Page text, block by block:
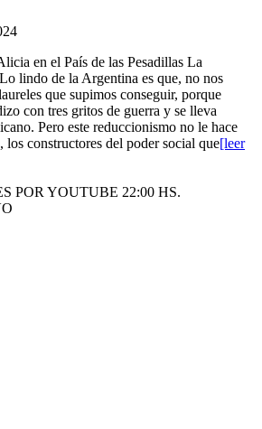
en el País de las Pesadillas La
lindo de la Argentina es que, no nos
que supimos conseguir, porque
con tres gritos de guerra y se lleva
Pero este reduccionismo no le hace
los constructores del poder social que[leer
POR YOUTUBE 22:00 HS.